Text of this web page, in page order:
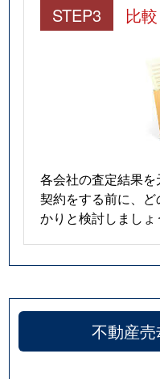
STEP3 比
各会社の査定結果を
契約をする前に、
かりと検討しましょ
不動産